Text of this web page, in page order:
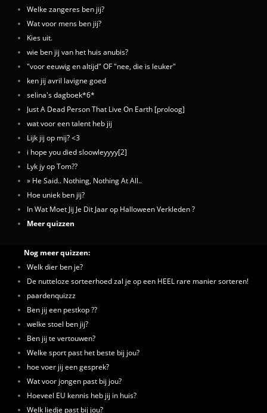
Welke zangeres ben jij?
Wat voor mens ben jij?
Kies uit.
wie ben jij van het huis anubis?
"voor eeuwig en altijd" OF "nee, die is leuker"
ken jij avril lavigne goed
selina's dagboek*6*
Just A Dead Person That Live On Earth [proloog]
wat voor een talent heb jij
Lijk jij op mij? <3
i hope you died sloowleyyyy[2]
Lyk jy op Tom??
» He Said.. Nothing, Nothing At All..
Hoe uniek ben jij?
In Wat Moet Jij Je Dit Jaar op Halloween Verkleden ?
Meer quizzen
Nog meer quizzen:
Welk dier ben je?
De nutteloze sorteerhoed zal je op een HEEL rare manier sorteren!
paardenquizzz
Ben jij een pestkop ??
welke stoel ben jij?
Ben jij te vertouwen?
Welke sport past het beste bij jou?
hoe voer jij een gesprek?
Wat voor jongen past bij jou?
Hoeveel EU kennis heb jij in huis?
Welk liedje past bij jou?